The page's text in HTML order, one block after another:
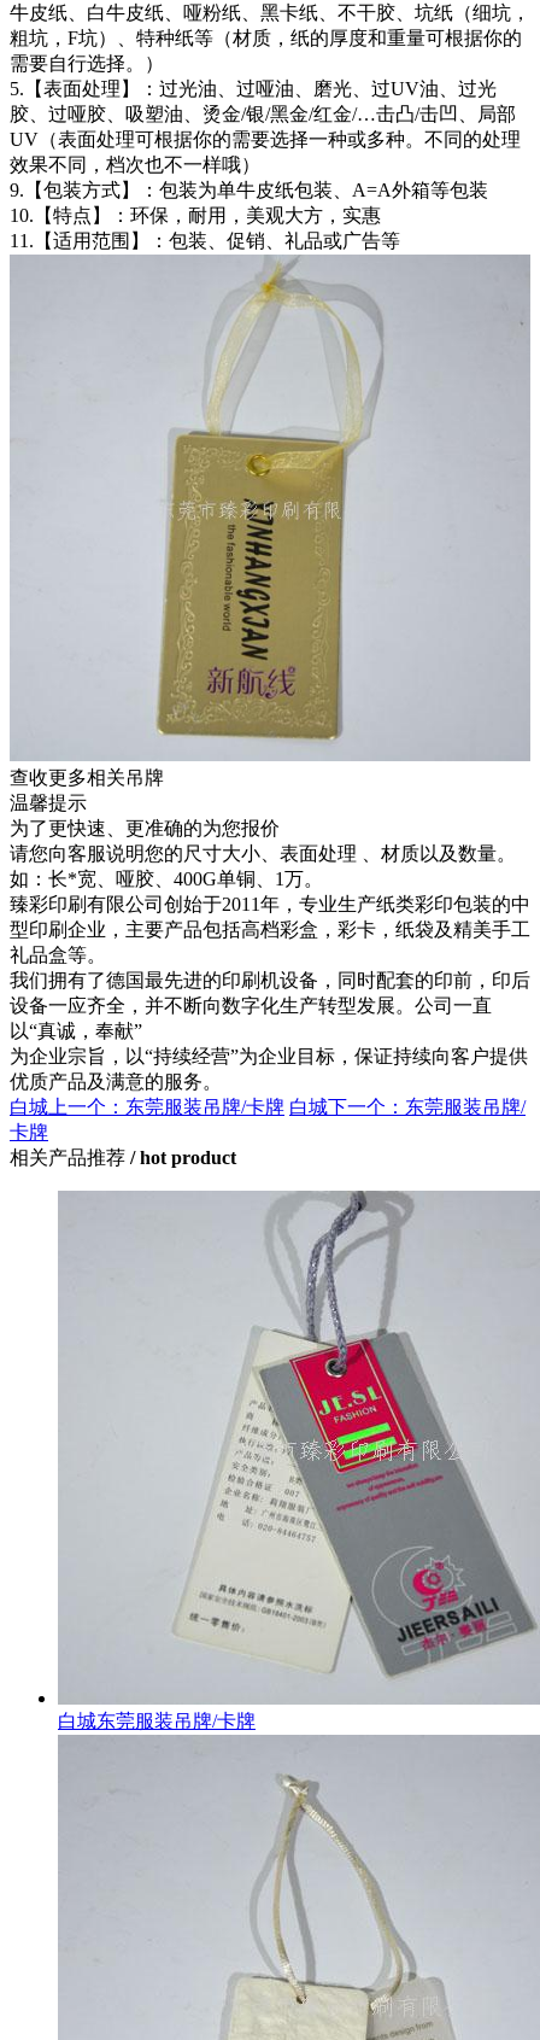
牛皮纸、白牛皮纸、哑粉纸、黑卡纸、不干胶、坑纸（细坑，
粗坑，F坑）、特种纸等（材质，纸的厚度和重量可根据你的
需要自行选择。）
5.【表面处理】：过光油、过哑油、磨光、过UV油、过光
胶、过哑胶、吸塑油、烫金/银/黑金/红金/…击凸/击凹、局部
UV（表面处理可根据你的需要选择一种或多种。不同的处理
效果不同，档次也不一样哦）
9.【包装方式】：包装为单牛皮纸包装、A=A外箱等包装
10.【特点】：环保，耐用，美观大方，实惠
11.【适用范围】：包装、促销、礼品或广告等
查收更多相关吊牌
温馨提示
为了更快速、更准确的为您报价
请您向客服说明您的尺寸大小、表面处理 、材质以及数量。
如：长*宽、哑胶、400G单铜、1万。
臻彩印刷有限公司创始于2011年，专业生产纸类彩印包装的中
型印刷企业，主要产品包括高档彩盒，彩卡，纸袋及精美手工
礼品盒等。
我们拥有了德国最先进的印刷机设备，同时配套的印前，印后
设备一应齐全，并不断向数字化生产转型发展。公司一直
以“真诚，奉献”
为企业宗旨，以“持续经营”为企业目标，保证持续向客户提供
优质产品及满意的服务。
白城上一个：东莞服装吊牌/卡牌 白城下一个：东莞服装吊牌/
卡牌
相关产品推荐 / hot product
白城东莞服装吊牌/卡牌